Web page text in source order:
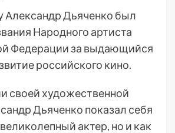
Александр Дьяченко был
Народного артиста
Федерации за выдающийся
российского кино.
своей художественной
Дьяченко показал себя
актер, но и как